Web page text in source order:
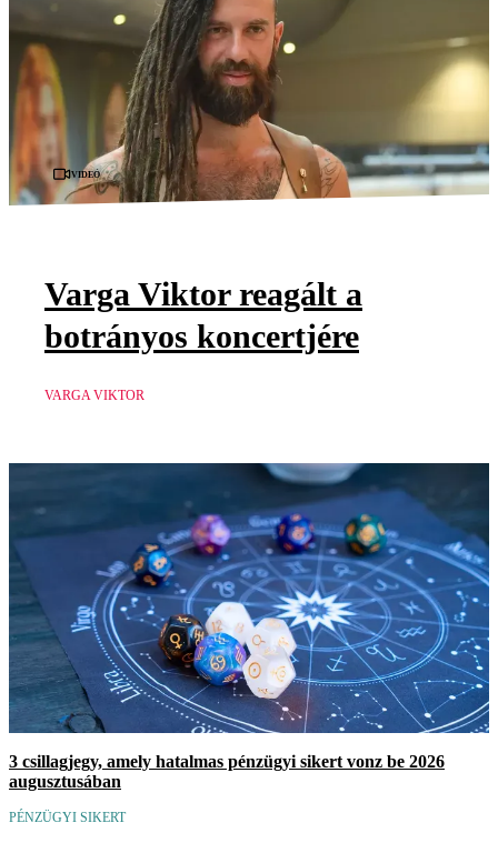
Videó
Varga Viktor reagált a
botrányos koncertjére
VARGA VIKTOR
3 csillagjegy, amely hatalmas pénzügyi sikert vonz be 2026
augusztusában
PÉNZÜGYI SIKERT